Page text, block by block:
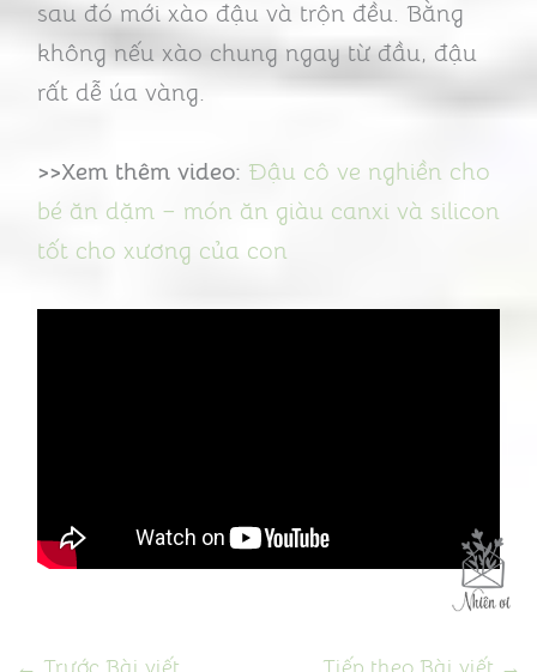
sau đó mới xào đậu và trộn đều. Bằng
không nếu xào chung ngay từ đầu, đậu
rất dễ úa vàng.
>>Xem thêm video: Đậu cô ve nghiền cho
bé ăn dặm – món ăn giàu canxi và silicon
tốt cho xương của con